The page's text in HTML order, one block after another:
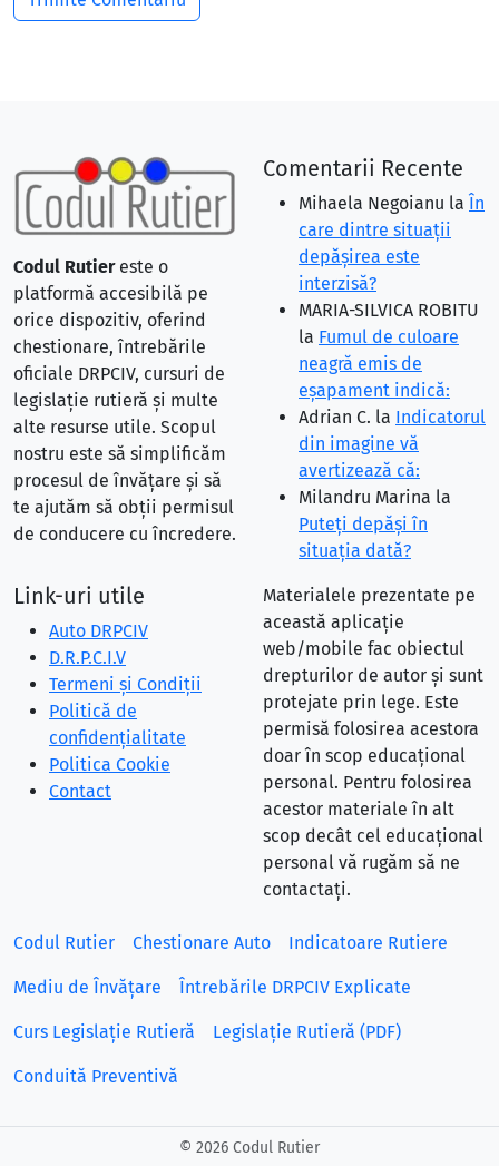
Codul Rutiereste o
platformă accesibilă pe
orice dispozitiv, oferind
chestionare, întrebările
oficiale DRPCIV, cursuri de
legislație rutieră și multe
alte resurse utile. Scopul
nostru este să simplificăm
procesul de învățare și să
te ajutăm să obții permisul
de conducere cu încredere.
Comentarii Recente
Mihaela Negoianu la În
care dintre situaţii
depăşirea este
interzisă?
MARIA-SILVICA ROBITU
la Fumul de culoare
neagră emis de
eşapament indică:
Adrian C. la Indicatorul
din imagine vă
avertizează că:
Milandru Marina la
Puteţi depăşi în
situaţia dată?
Link-uri utile
Auto DRPCIV
D.R.P.C.I.V
Termeni și Condiții
Politică de
confidențialitate
Politica Cookie
Contact
Materialele prezentate pe
această aplicație
web/mobile fac obiectul
drepturilor de autor și sunt
protejate prin lege. Este
permisă folosirea acestora
doar în scop educațional
personal. Pentru folosirea
acestor materiale în alt
scop decât cel educațional
personal vă rugăm să ne
contactați.
Codul Rutier Chestionare Auto Indicatoare Rutiere
Mediu de Învățare Întrebările DRPCIV Explicate
Curs Legislație Rutieră Legislație Rutieră (PDF)
Conduită Preventivă
© 2026 Codul Rutier